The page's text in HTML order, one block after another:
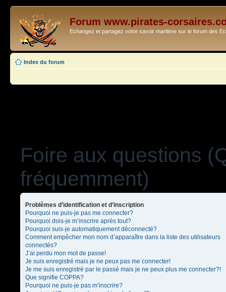
Forum www.pirates-
Echangez et partagez votre savoir maritime sur le forum des
Index du forum
Foire aux questions
fréquemment)
Problèmes d’identification et d’inscription
Pourquoi ne puis-je pas me connecter?
Pourquoi dois-je m’inscrire après tout?
Pourquoi suis-je automatiquement déconnecté?
Comment empêcher mon nom d’apparaître dans la liste des utilisateurs
connectés?
J’ai perdu mon mot de passe!
Je suis enregistré mais je ne peux pas me connecter!
Je me suis enregistré par le passé mais je ne peux plus me connecter?!
Que signifie COPPA?
Pourquoi ne puis-je pas m’inscrire?